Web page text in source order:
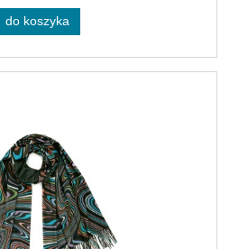
do koszyka